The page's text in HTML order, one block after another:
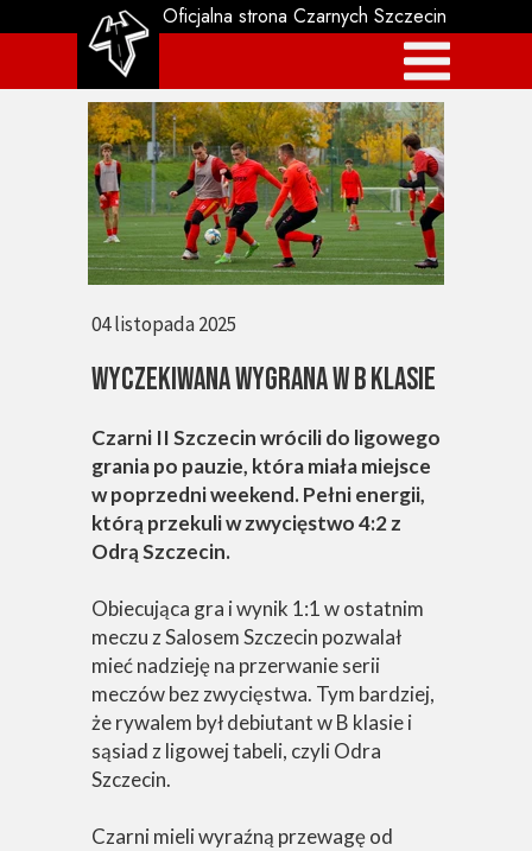
Czarni II Szczecin wrócili do ligowego
grania po pauzie, która miała miejsce
w poprzedni weekend. Pełni energii,
którą przekuli w zwycięstwo 4:2 z
Odrą Szczecin.
Obiecująca gra i wynik 1:1 w ostatnim
meczu z Salosem Szczecin pozwalał
mieć nadzieję na przerwanie serii
meczów bez zwycięstwa. Tym bardziej,
że rywalem był debiutant w B klasie i
sąsiad z ligowej tabeli, czyli Odra
Szczecin.
Czarni mieli wyraźną przewagę od
WYCZEKIWANA WYGRANA W B KLASIE
04 listopada 2025
Oficjalna strona Czarnych Szczecin